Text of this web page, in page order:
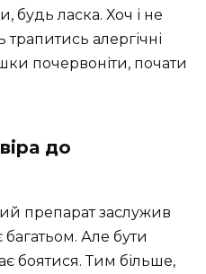
будь ласка. Хоч і не
алергічні
почервоніти, почати
до
препарат заслужив
Але бути
боятися. Тим більше,